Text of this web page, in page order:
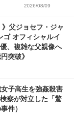
2026/08/09
父ジョセフ・ジャ
ゴ オフィシャルイ
、複雑な父親像へ
突破》
女子高生を強姦殺害
察が対立した「驚
件）